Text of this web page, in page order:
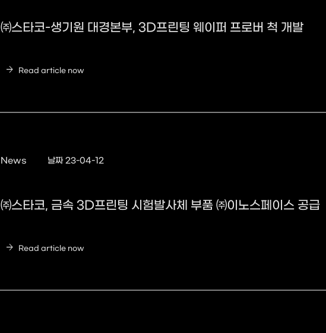
㈜스타코-생기원 대경본부, 3D프린팅 웨이퍼 프로버 척 개발
arrow_forward Read article now
News 날짜 23-04-12
㈜스타코, 금속 3D프린팅 시험발사체 부품 ㈜이노스페이스 공급
arrow_forward Read article now